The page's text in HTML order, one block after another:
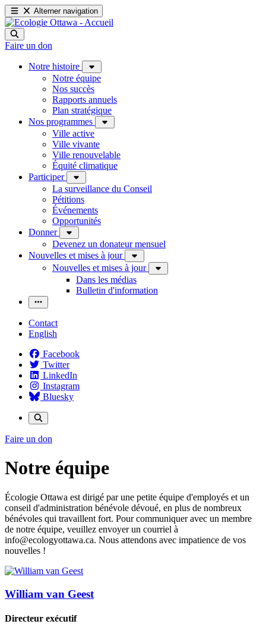
Alterner navigation
Faire un don
Notre histoire
Notre équipe
Nos succès
Rapports annuels
Plan stratégique
Nos programmes
Ville active
Ville vivante
Ville renouvelable
Équité climatique
Participer
La surveillance du Conseil
Pétitions
Événements
Opportunités
Donner
Devenez un donateur mensuel
Nouvelles et mises à jour
Nouvelles et mises à jour
Dans les médias
Bulletin d'information
Contact
English
Facebook
Twitter
LinkedIn
Instagram
Bluesky
Faire un don
Notre équipe
Écologie Ottawa est dirigé par une petite équipe d'employés et un
conseil d'administration bénévole dévoué, en plus de nombreux
bénévoles qui travaillent fort. Pour communiquer avec un membre
de notre équipe, veuillez envoyer un courriel à
info@ecologyottawa.ca. Nous attendons avec impatience de vos
nouvelles !
William van Geest
Directeur exécutif